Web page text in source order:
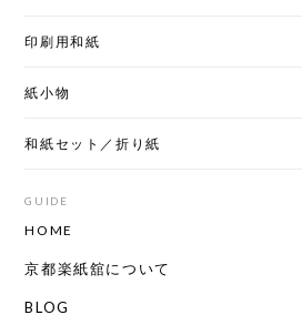
印刷用和紙
紙小物
和紙セット／折り紙
GUIDE
HOME
京都楽紙舘について
BLOG